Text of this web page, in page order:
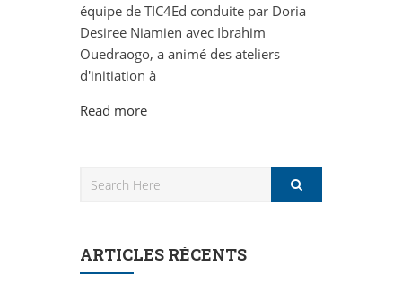
équipe de TIC4Ed conduite par Doria
Desiree Niamien avec Ibrahim
Ouedraogo, a animé des ateliers
d'initiation à
Read more
ARTICLES RÉCENTS